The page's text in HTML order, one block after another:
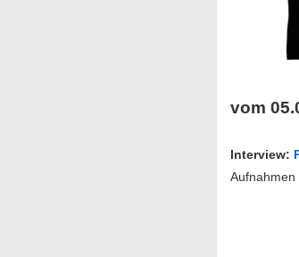
vom
Interview:
Aufnahmen